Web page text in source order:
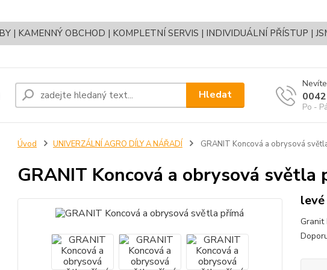
| KAMENNÝ OBCHOD | KOMPLETNÍ SERVIS | INDIVIDUÁLNÍ PŘÍSTUP |
Hledat
Po -
Úvod UNIVERZÁLNÍ AGRO DÍLY A NÁŘADÍ GRANIT Koncová a obrysová
GRANIT Koncová a obrysová světla
Granit